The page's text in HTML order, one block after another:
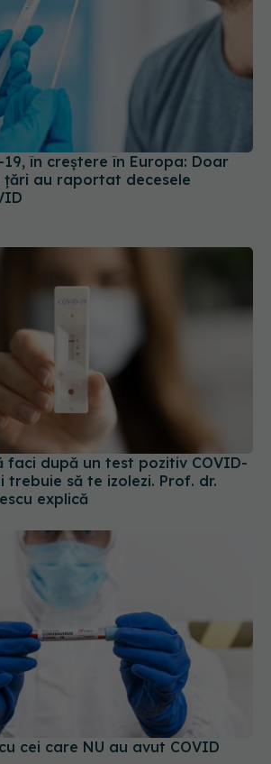
în creștere în Europa: Doar
au raportat decesele
trebuie să te izolezi. Prof. dr.
explică
cei care NU au avut COVID